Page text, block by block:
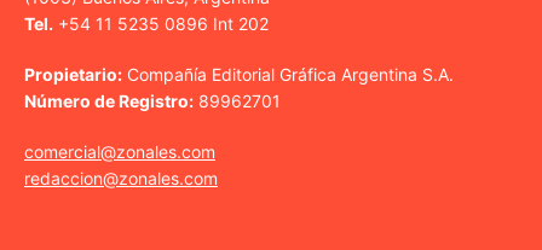
Tel. +54 11 5235 0896 Int 202
Propietario: Compañía Editorial Gráfica Argentina S.A.
Número de Registro: 89962701
comercial@zonales.com
redaccion@zonales.com